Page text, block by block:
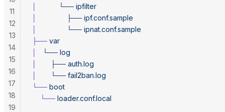
           └──
ipfilter
               ├──
ipf.conf.sample
               └──
ipnat.conf.sample
├── var
   └──
log
       ├──
auth.log
       └──
fail2ban.log
└── boot
    └──
loader.conf.local
11
12
13
14
15
16
17
18
19